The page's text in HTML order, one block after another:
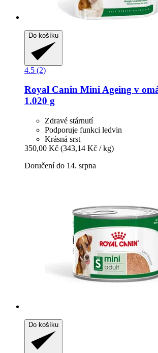
Do košíku
4.5 (2)
Royal Canin Mini Ageing v
1.020 g
Zdravé stárnutí
Podporuje funkci ledvin
Krásná srst
350,00 Kč (343,14 Kč / kg)
Doručení do 14. srpna
Do košíku